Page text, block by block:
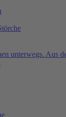
unterwegs. Aus